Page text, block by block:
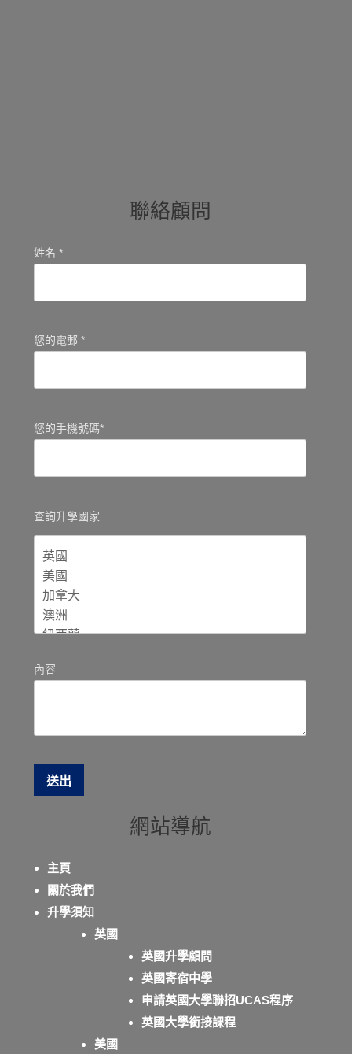
聯絡顧問
姓名 *
您的電郵 *
您的手機號碼*
查詢升學國家
內容
網站導航
主頁
關於我們
升學須知
英國
英國升學顧問
英國寄宿中學
申請英國大學聯招UCAS程序
英國大學銜接課程
美國